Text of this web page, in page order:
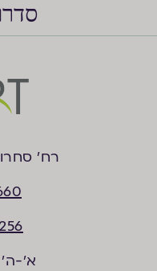
רח’ סחרוב 11, ראשון
א'-ה' 9:00-17:00